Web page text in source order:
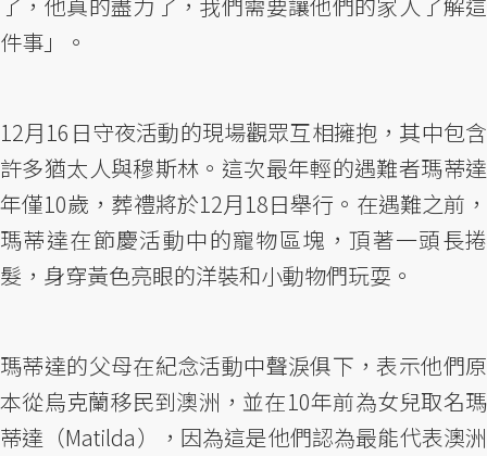
了，他真的盡力了，我們需要讓他們的家人了解這
件事」。
12月16日守夜活動的現場觀眾互相擁抱，其中包含
許多猶太人與穆斯林。這次最年輕的遇難者瑪蒂達
年僅10歲，葬禮將於12月18日舉行。在遇難之前，
瑪蒂達在節慶活動中的寵物區塊，頂著一頭長捲
髮，身穿黃色亮眼的洋裝和小動物們玩耍。
瑪蒂達的父母在紀念活動中聲淚俱下，表示他們原
本從烏克蘭移民到澳洲，並在10年前為女兒取名瑪
蒂達（Matilda），因為這是他們認為最能代表澳洲